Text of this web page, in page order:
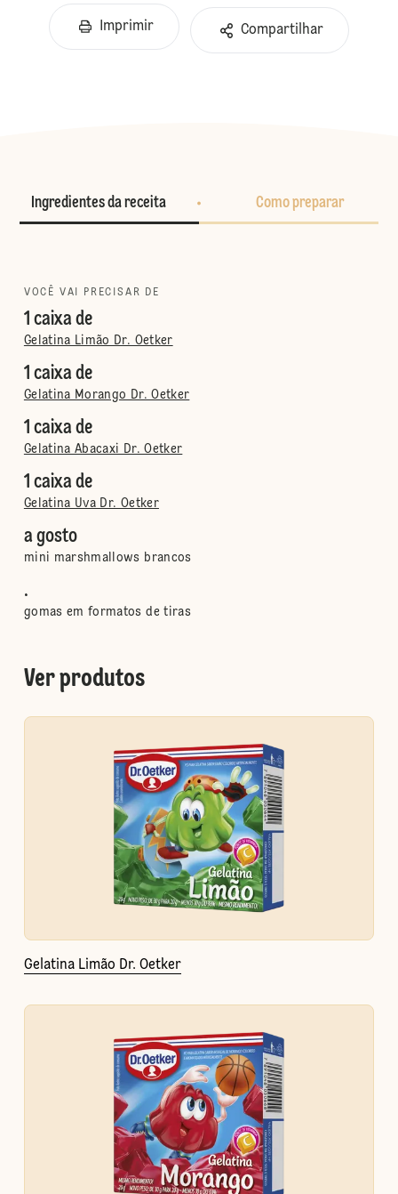
Imprimir Compartilhar
Ingredientes da receita Como preparar
VOCÊ VAI PRECISAR DE
1 caixa de
Gelatina Limão Dr. Oetker
1 caixa de
Gelatina Morango Dr. Oetker
1 caixa de
Gelatina Abacaxi Dr. Oetker
1 caixa de
Gelatina Uva Dr. Oetker
a gosto
mini marshmallows brancos
.
gomas em formatos de tiras
Ver produtos
Gelatina Limão Dr. Oetker